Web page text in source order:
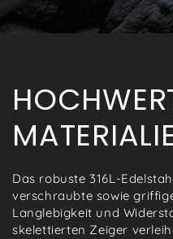
Das robuste 316L-
verschraubte sowie
Langlebigkeit und
skelettierten Zeiger